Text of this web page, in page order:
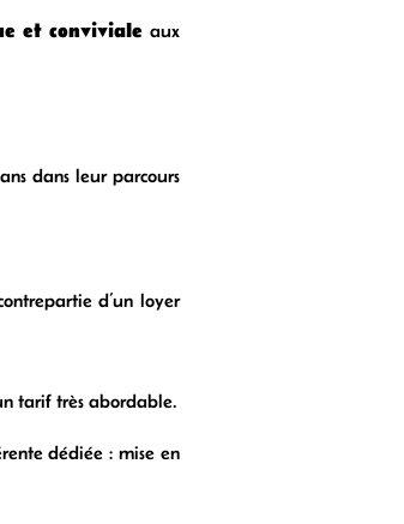
et convivialeaux
dans leur parcours
d’un loyer
tarif très abordable.
dédiée : mise en